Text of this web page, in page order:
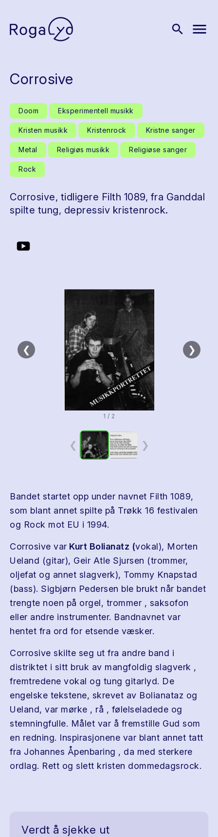
search menu
Corrosive
Doom Eksperimentell musikk
Kristen musikk Kristenrock Kristne sanger
Metal Religiøs musikk Religiøse sanger
Rock
Corrosive, tidligere Filth 1089, fra Ganddal
spilte tung, depressiv kristenrock.
❮ ❯
1 / 2
❮ ❯
Bandet startet opp under navnet Filth 1089,
som blant annet spilte på Trøkk 16 festivalen
og Rock mot EU i 1994.
Corrosive var Kurt Bolianatz (vokal), Morten
Ueland (gitar), Geir Atle Sjursen (trommer,
oljefat og annet slagverk), Tommy Knapstad
(bass). Sigbjørn Pedersen ble brukt når bandet
trengte noen på orgel, trommer , saksofon
eller andre instrumenter. Bandnavnet var
hentet fra ord for etsende væsker.
Corrosive skilte seg ut fra andre band i
distriktet i sitt bruk av mangfoldig slagverk ,
fremtredene vokal og tung gitarlyd. De
engelske tekstene, skrevet av Bolianataz og
Ueland, var mørke , rå , følelseladede og
stemningfulle. Målet var å fremstille Gud som
en redning. Inspirasjonene var blant annet tatt
fra Johannes Åpenbaring , da med sterkere
ordlag. Rett og slett kristen dommedagsrock.
Verdt å sjekke ut